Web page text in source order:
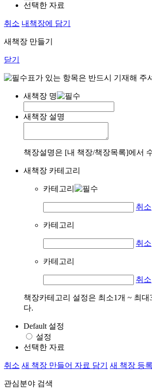
선택한 자료
취소 내책장에 담기
새책장 만들기
닫기
표가 있는 항목은 반드시 기재해 주
새책장 명
새책장 설명
책장설명은 [내 책장/책장목록]에서
새책장 카테고리
카테고리
취소
카테고리
취소
카테고리
취소
책장카테고리 설정은 최소1개 ~ 최대
다.
Default 설정
설정
선택한 자료
취소 새 책장 만들어 자료 담기 새 책장 등록
관심분야 검색